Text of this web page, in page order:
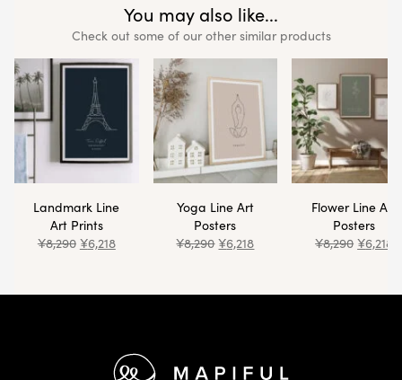
You may also like...
Check out some of our other similar products
Landmark Line
Art Prints
¥8,290 ¥6,218
Yoga Line Art
Posters
¥8,290 ¥6,218
Flower Line Art
Posters
¥8,290 ¥6,218